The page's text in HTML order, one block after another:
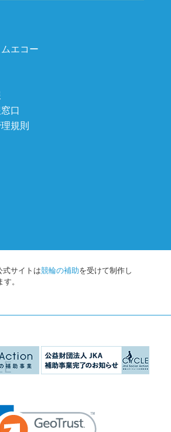
エコー
口
規則
式サイトは競輪の補助を受けて制作し
。